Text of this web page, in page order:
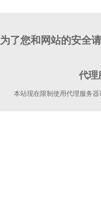
为了您和网站的安全
代理
本站现在限制使用代理服务器